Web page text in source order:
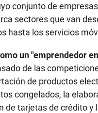
conjunto de
sectores que van
hasta los servicios
un "emprendedor
de las
de productos
congelados, la
de tarjetas de crédito y